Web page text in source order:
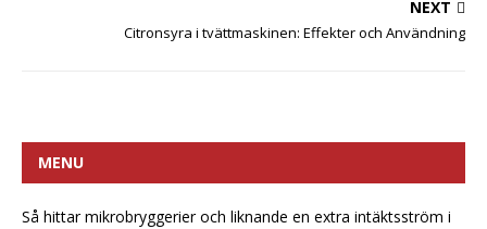
NEXT
Citronsyra i tvättmaskinen: Effekter och Användning
MENU
Så hittar mikrobryggerier och liknande en extra intäktsström i